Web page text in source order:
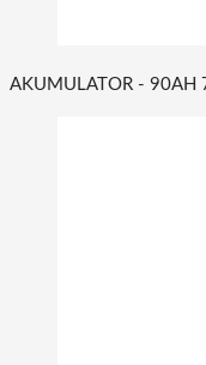
AKUMULATOR -